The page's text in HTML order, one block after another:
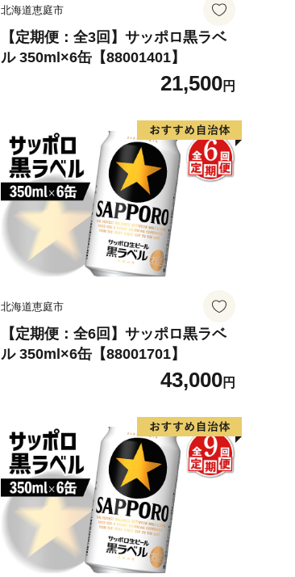
北海道恵庭市
【定期便：全3回】サッポロ黒ラベ
ル 350ml×6缶【88001401】
21,500円
北海道恵庭市
【定期便：全6回】サッポロ黒ラベ
ル 350ml×6缶【88001701】
43,000円